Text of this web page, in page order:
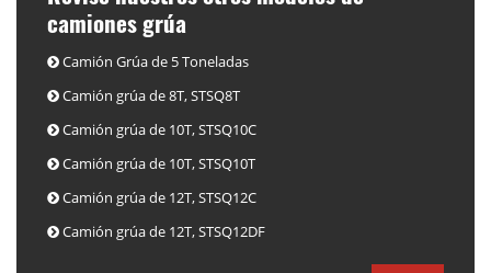
camiones grúa
Camión Grúa de 5 Toneladas
Camión grúa de 8T, STSQ8T
Camión grúa de 10T, STSQ10C
Camión grúa de 10T, STSQ10T
Camión grúa de 12T, STSQ12C
Camión grúa de 12T, STSQ12DF